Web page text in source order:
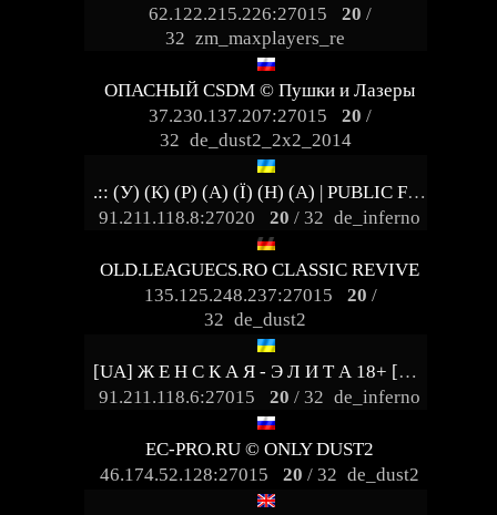
62.122.215.226:27015
20 /
32 zm_maxplayers_re
ОПАСНЫЙ CSDM © Пушки и Лазеры
37.230.137.207:27015
20 /
32 de_dust2_2x2_2014
.:: (У) (К) (Р) (А) (Ї) (Н) (А) | PUBLIC FREE VIP ::.
91.211.118.8:27020
20 / 32 de_inferno
OLD.LEAGUECS.RO CLASSIC REVIVE
135.125.248.237:27015
20 /
32 de_dust2
[UA] Ж Е Н С К А Я - Э Л И Т А 18+ [STEAM VIP]
91.211.118.6:27015
20 / 32 de_inferno
EC-PRO.RU © ONLY DUST2
46.174.52.128:27015
20 / 32 de_dust2